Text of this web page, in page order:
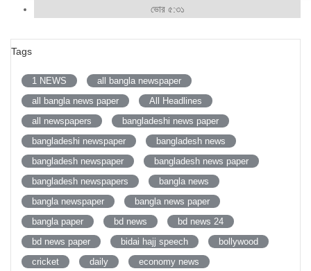
ভোর ৫:৩১
Tags
1 NEWS
all bangla newspaper
all bangla news paper
All Headlines
all newspapers
bangladeshi news paper
bangladeshi newspaper
bangladesh news
bangladesh newspaper
bangladesh news paper
bangladesh newspapers
bangla news
bangla newspaper
bangla news paper
bangla paper
bd news
bd news 24
bd news paper
bidai hajj speech
bollywood
cricket
daily
economy news